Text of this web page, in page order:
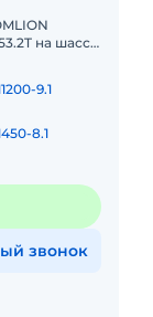
на шасси
9.1
8.1
звонок